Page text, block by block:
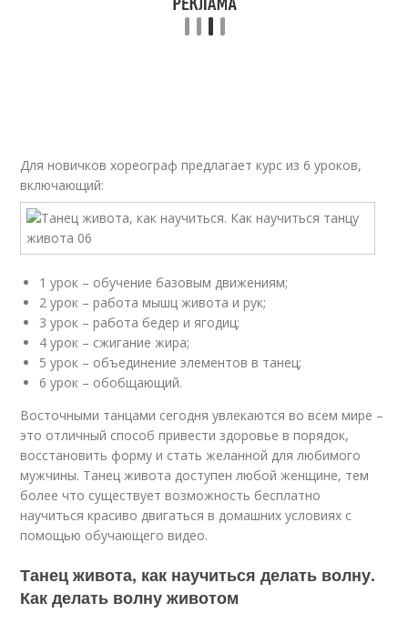
Для новичков хореограф предлагает курс из 6 уроков,
включающий:
1 урок – обучение базовым движениям;
2 урок – работа мышц живота и рук;
3 урок – работа бедер и ягодиц;
4 урок – сжигание жира;
5 урок – объединение элементов в танец;
6 урок – обобщающий.
Восточными танцами сегодня увлекаются во всем мире –
это отличный способ привести здоровье в порядок,
восстановить форму и стать желанной для любимого
мужчины. Танец живота доступен любой женщине, тем
более что существует возможность бесплатно
научиться красиво двигаться в домашних условиях с
помощью обучающего видео.
Танец живота, как научиться делать волну.
Как делать волну животом